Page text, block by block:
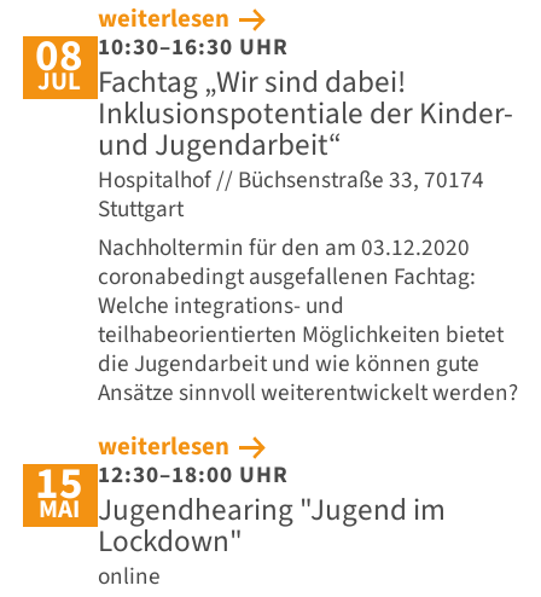
weiterlesen
08
JUL
10:30–16:30 UHR
Fachtag „Wir sind dabei!
Inklusionspotentiale der Kinder-
und Jugendarbeit“
Hospitalhof // Büchsenstraße 33, 70174
Stuttgart
Nachholtermin für den am 03.12.2020
coronabedingt ausgefallenen Fachtag:
Welche integrations- und
teilhabeorientierten Möglichkeiten bietet
die Jugendarbeit und wie können gute
Ansätze sinnvoll weiterentwickelt werden?
weiterlesen
15
MAI
12:30–18:00 UHR
Jugendhearing "Jugend im
Lockdown"
online